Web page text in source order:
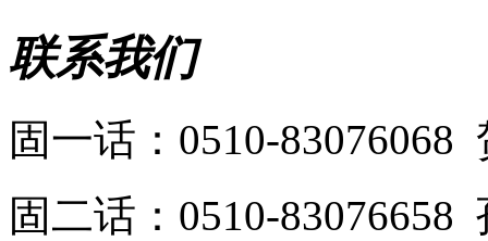
联系我们
固一话：0510-83076068
固二话：0510-83076658